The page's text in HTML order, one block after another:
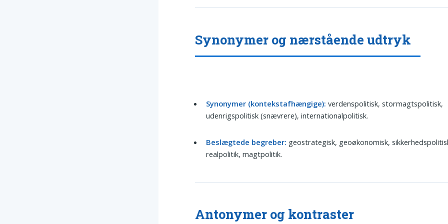
Synonymer og nærstående udtryk
Synonymer (kontekstafhængige): verdenspolitisk, stormagtspolitisk,
udenrigspolitisk (snævrere), internationalpolitisk.
Beslægtede begreber: geostrategisk, geoøkonomisk,
realpolitik, magtpolitik.
Antonymer og kontraster